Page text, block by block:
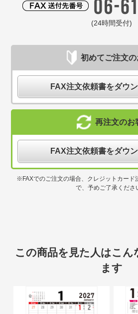
(24時間受付)
初めてご注文
FAX注文依頼書をダウ
再注文のお
FAX注文依頼書をダウ
※FAXでのご注文の場合、クレジットカード
で、予めご了承くださ
この商品を見た人はこん
ます